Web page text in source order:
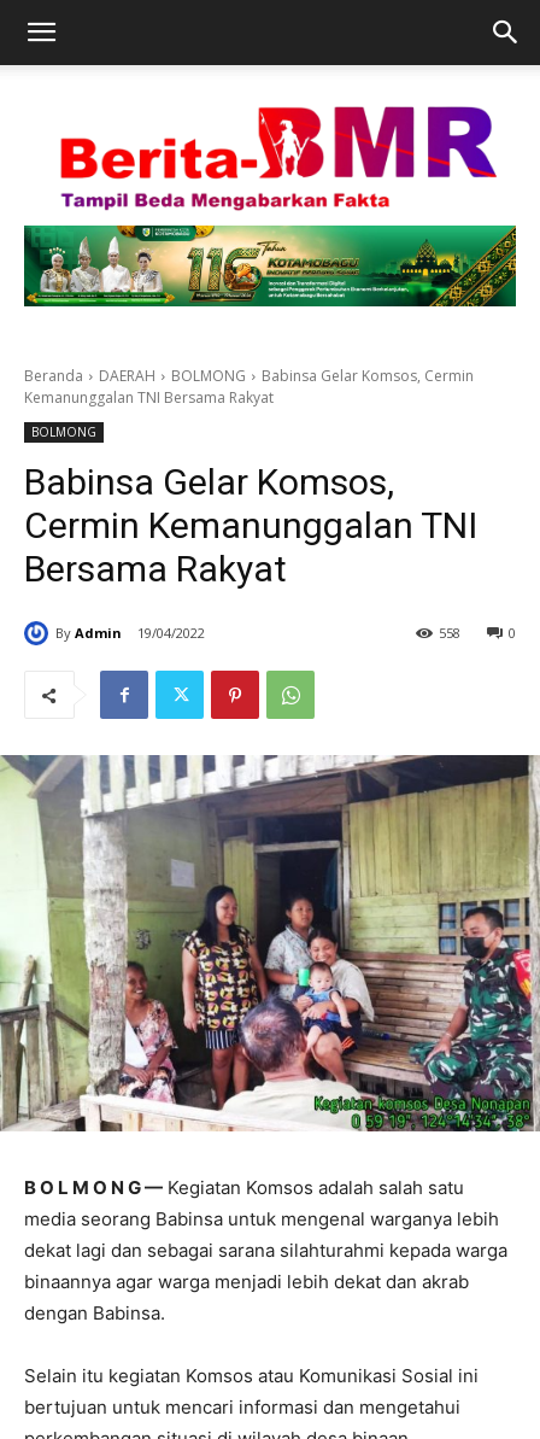
Beranda DAERAH BOLMONG
Babinsa Gelar Komsos, Cermin
Kemanunggalan TNI Bersama Rakyat
BOLMONG
Babinsa Gelar Komsos,
Cermin Kemanunggalan TNI
Bersama Rakyat
By Admin 19/04/2022 0
558
B O L M O N G — Kegiatan Komsos adalah salah satu
media seorang Babinsa untuk mengenal warganya lebih
dekat lagi dan sebagai sarana silahturahmi kepada warga
binaannya agar warga menjadi lebih dekat dan akrab
dengan Babinsa.
Selain itu kegiatan Komsos atau Komunikasi Sosial ini
bertujuan untuk mencari informasi dan mengetahui